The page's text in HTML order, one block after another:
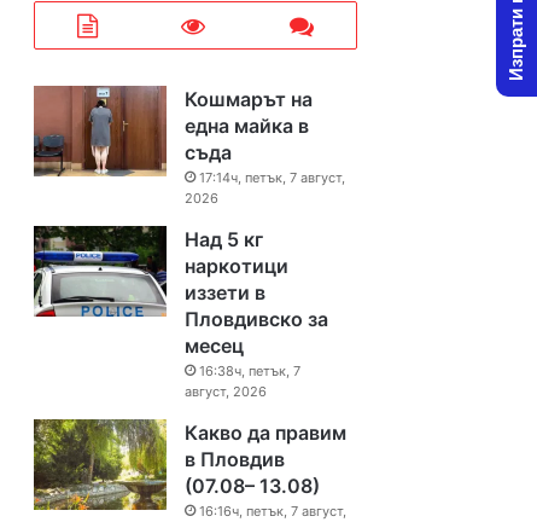
Кошмарът на
една майка в
съда
17:14ч, петък, 7 август,
2026
Над 5 кг
наркотици
иззети в
Пловдивско за
месец
16:38ч, петък, 7
август, 2026
Какво да правим
в Пловдив
(07.08– 13.08)
16:16ч, петък, 7 август,